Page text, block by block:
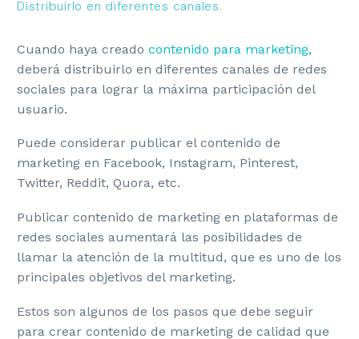
Distribuirlo en diferentes canales.
Cuando haya creado contenido para marketing,
deberá distribuirlo en diferentes canales de redes
sociales para lograr la máxima participación del
usuario.
Puede considerar publicar el contenido de
marketing en Facebook, Instagram, Pinterest,
Twitter, Reddit, Quora, etc.
Publicar contenido de marketing en plataformas de
redes sociales aumentará las posibilidades de
llamar la atención de la multitud, que es uno de los
principales objetivos del marketing.
Estos son algunos de los pasos que debe seguir
para crear contenido de marketing de calidad que